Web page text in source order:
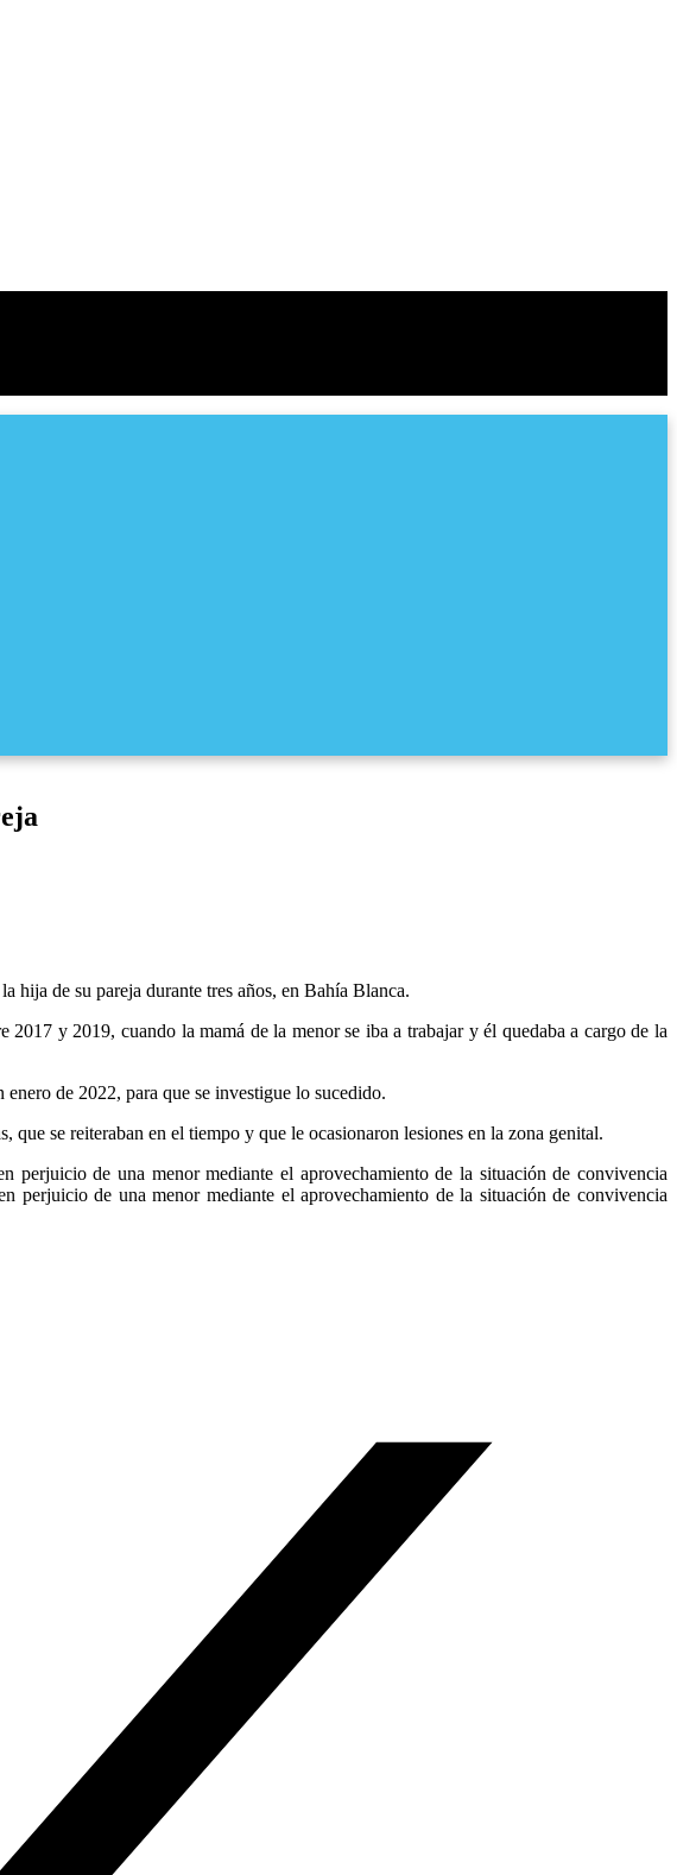
hija de su pareja durante tres años, en Bahía Blanca.
2017 y 2019, cuando la mamá de la menor se iba a trabajar y él quedaba a cargo de la
de 2022, para que se investigue lo sucedido.
se reiteraban en el tiempo y que le ocasionaron lesiones en la zona genital.
perjuicio de una menor mediante el aprovechamiento de la situación de convivencia
perjuicio de una menor mediante el aprovechamiento de la situación de convivencia